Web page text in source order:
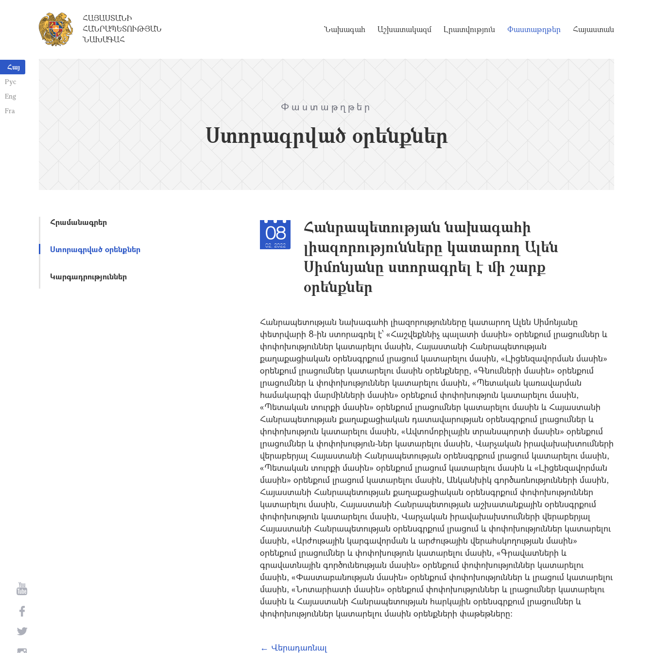
Հայ
Рус
Eng
Fra
ՀԱՅԱՍՏԱՆԻ
ՀԱՆՐԱՊԵՏՈՒԹՅԱՆ
ՆԱԽԱԳԱՀ
Նախագահ Աշխատակազմ Լրատվություն Փաստաթղթեր Հայաստան
Փաստաթղթեր
Ստորագրված օրենքներ
Հրամանագրեր
Ստորագրված օրենքներ
Կարգադրություններ
08
02, 2022
Հանրապետության նախագահի
լիազորությունները կատարող Ալեն
Սիմոնյանը ստորագրել է մի շարք
օրենքներ
Հանրապետության նախագահի լիազորությունները կատարող Ալեն Սիմոնյանը
փետրվարի 8-ին ստորագրել է՝ «Հաշվեքննիչ պալատի մասին» օրենքում լրացումներ և
փոփոխություններ կատարելու մասին, Հայաստանի Հանրապետության
քաղաքացիական օրենսգրքում լրացում կատարելու մասին, «Լիցենզավորման մասին»
օրենքում լրացումներ կատարելու մասին օրենքները, «Գնումների մասին» օրենքում
լրացումներ և փոփոխություններ կատարելու մասին, «Պետական կառավարման
համակարգի մարմինների մասին» օրենքում փոփոխություն կատարելու մասին,
«Պետական տուրքի մասին» օրենքում լրացումներ կատարելու մասին և Հայաստանի
Հանրապետության քաղաքացիական դատավարության օրենսգրքում լրացումներ և
փոփոխություն կատարելու մասին, «Ավտոմոբիլային տրանսպորտի մասին» օրենքում
լրացումներ և փոփոխություն-ներ կատարելու մասին, Վարչական իրավախախտումների
վերաբերյալ Հայաստանի Հանրապետության օրենսգրքում լրացում կատարելու մասին,
«Պետական տուրքի մասին» օրենքում լրացում կատարելու մասին և «Լիցենզավորման
մասին» օրենքում լրացում կատարելու մասին, Անկանխիկ գործառնությունների մասին,
Հայաստանի Հանրապետության քաղաքացիական օրենսգրքում փոփոխություններ
կատարելու մասին, Հայաստանի Հանրապետության աշխատանքային օրենսգրքում
փոփոխություն կատարելու մասին, Վարչական իրավախախտումների վերաբերյալ
Հայաստանի Հանրապետության օրենսգրքում լրացում և փոփոխություններ կատարելու
մասին, «Արժութային կարգավորման և արժութային վերահuկողության մաuին»
օրենքում լրացումներ և փոփոխություն կատարելու մասին, «Գրավատների և
գրավատնային գործունեության մասին» օրենքում փոփոխություններ կատարելու
մասին, «Փաստաբանության մասին» օրենքում փոփոխություններ և լրացում կատարելու
մասին, «Նոտարիատի մասին» օրենքում փոփոխություններ և լրացումներ կատարելու
մասին և Հայաստանի Հանրապետության հարկային օրենսգրքում լրացումներ և
փոփոխություններ կատարելու մասին օրենքների փաթեթները։
← Վերադառնալ